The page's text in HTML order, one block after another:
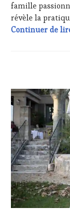
DÉGUSTATIONS,
WINE
TASTING,
WEB,
PALETTE,
PARTENAIRES
VIN
TOURISME,
PRODUCTEURS
TERROIR,
PROVENCE,
RESTAURATEUR,
CHEF,
CUISINIER,
ŒNOLOGUE,
SOMMELIER,
famille
révèle la
Continuer de
:
WINE
TASTING
VOUCHER ,
CÔTES-
DE-
PROVENCE,
CULTURAL
GUEST,
DOMAINE
VITICOLE,
ADHÉRENT,